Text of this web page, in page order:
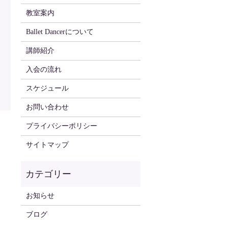
教室案内
Ballet Dancerについて
講師紹介
入会の流れ
スケジュール
お問い合わせ
プライバシーポリシー
サイトマップ
お知らせ
ブログ